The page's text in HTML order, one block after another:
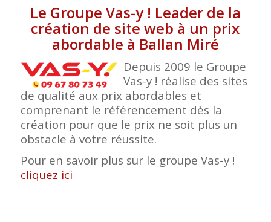
Le Groupe Vas-y ! Leader de la
création de site web à un prix
abordable à Ballan Miré
Depuis 2009 le Groupe
Vas-y ! réalise des sites
de qualité aux prix abordables et
comprenant le référencement dès la
création pour que le prix ne soit plus un
obstacle à votre réussite.
Pour en savoir plus sur le groupe Vas-y !
cliquez ici